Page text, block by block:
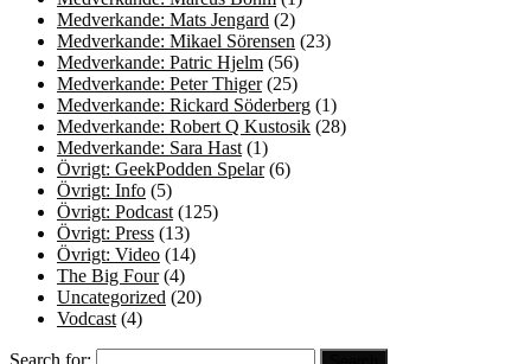
Medverkande: Mats Jengard (2)
Medverkande: Mikael Sörensen (23)
Medverkande: Patric Hjelm (56)
Medverkande: Peter Thiger(25)
Medverkande: Rickard Söderberg (1)
Medverkande: Robert Q Kustosik (28)
Medverkande: Sara Hast (1)
Övrigt: GeekPodden Spelar(6)
Övrigt: Info (5)
Övrigt: Podcast (125)
Övrigt: Press (13)
Övrigt: Video (14)
The Big Four(4)
Uncategorized (20)
Vodcast (4)